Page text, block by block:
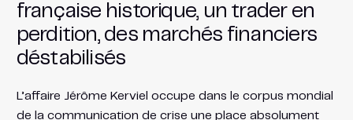
française historique, un trader en
perdition, des marchés financiers
déstabilisés
L’affaire Jérôme Kerviel occupe dans le corpus mondial
de la communication de crise une place absolument